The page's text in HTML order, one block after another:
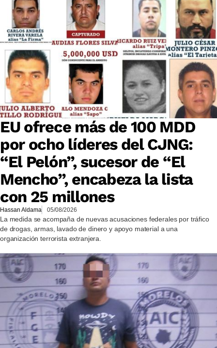
EU ofrece más de 100 MDD
por ocho líderes del CJNG:
“El Pelón”, sucesor de “El
Mencho”, encabeza la lista
con 25 millones
Hassan Aldama 05/08/2026
La medida se acompaña de nuevas acusaciones federales por tráfico
de drogas, armas, lavado de dinero y apoyo material a una
organización terrorista extranjera.